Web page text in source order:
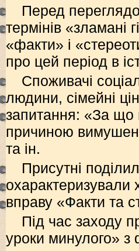
Перед
термінів «зламані
«факти» і
про цей період в
Споживачі
людини, сімейні
запитання: «За що
причиною
та ін.
Присутні
охарактеризували
вправу «Факти та
Під час заходу
уроки минулого»